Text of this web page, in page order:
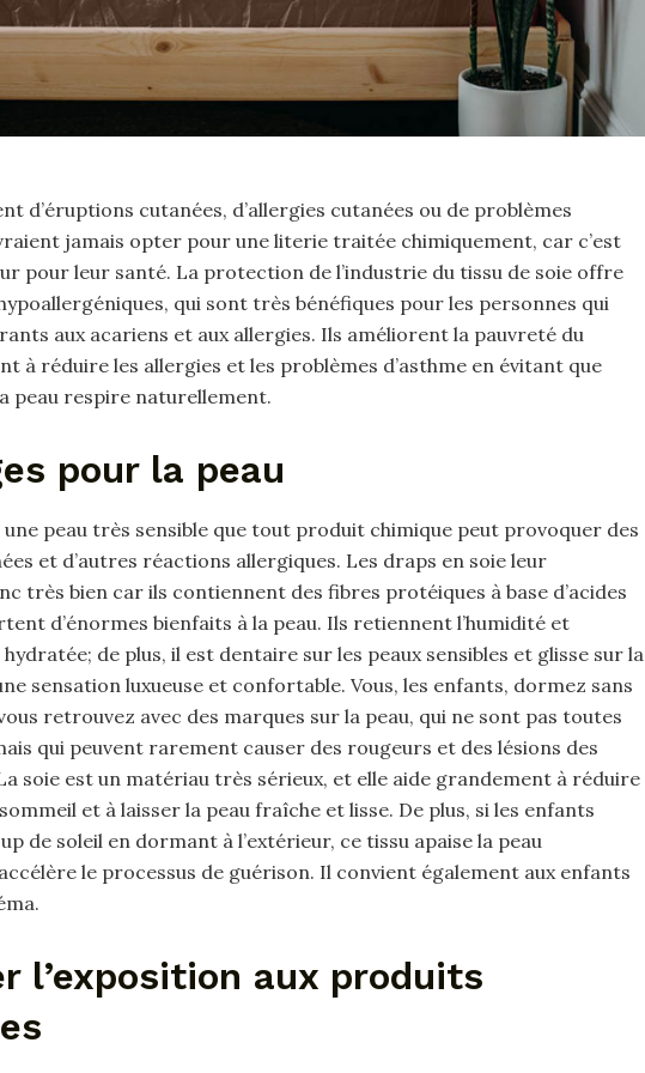
d’éruptions cutanées, d’allergies cutanées ou de problèmes
jamais opter pour une literie traitée chimiquement, car c’est
pour leur santé. La protection de l’industrie du tissu de soie offre
qui sont très bénéfiques pour les personnes qui
aux acariens et aux allergies. Ils améliorent la pauvreté du
à réduire les allergies et les problèmes d’asthme en évitant que
peau respire naturellement.
pour la peau
peau très sensible que tout produit chimique peut provoquer des
et d’autres réactions allergiques. Les draps en soie leur
très bien car ils contiennent des fibres protéiques à base d’acides
d’énormes bienfaits à la peau. Ils retiennent l’humidité et
de plus, il est dentaire sur les peaux sensibles et glisse sur la
sensation luxueuse et confortable. Vous, les enfants, dormez sans
retrouvez avec des marques sur la peau, qui ne sont pas toutes
qui peuvent rarement causer des rougeurs et des lésions des
soie est un matériau très sérieux, et elle aide grandement à réduire
et à laisser la peau fraîche et lisse. De plus, si les enfants
de soleil en dormant à l’extérieur, ce tissu apaise la peau
le processus de guérison. Il convient également aux enfants
l’exposition aux produits